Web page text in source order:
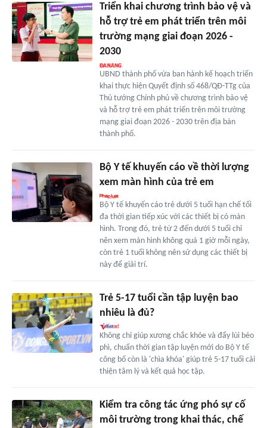
Triển khai chương trình bảo vệ và
hỗ trợ trẻ em phát triển trên môi
trường mạng giai đoạn 2026 -
2030
UBND thành phố vừa ban hành kế hoạch triển
khai thực hiện Quyết định số 468/QĐ-TTg của
Thủ tướng Chính phủ về chương trình bảo vệ
và hỗ trợ trẻ em phát triển trên môi trường
mạng giai đoạn 2026 - 2030 trên địa bàn
thành phố.
Bộ Y tế khuyến cáo về thời lượng
xem màn hình của trẻ em
Bộ Y tế khuyến cáo trẻ dưới 5 tuổi hạn chế tối
đa thời gian tiếp xúc với các thiết bị có màn
hình. Trong đó, trẻ từ 2 đến dưới 5 tuổi chỉ
nên xem màn hình không quá 1 giờ mỗi ngày,
còn trẻ 1 tuổi không nên sử dụng các thiết bị
này để giải trí.
Trẻ 5-17 tuổi cần tập luyện bao
nhiêu là đủ?
Không chỉ giúp xương chắc khỏe và đẩy lùi béo
phì, chuẩn thời gian tập luyện mới do Bộ Y tế
công bố còn là 'chìa khóa' giúp trẻ 5-17 tuổi cải
thiện tâm lý và kết quả học tập.
Kiểm tra công tác ứng phó sự cố
môi trường trong khai thác, chế